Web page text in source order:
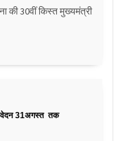
की 30वीं किस्त मुख्यमंत्री
31अगस्त तक